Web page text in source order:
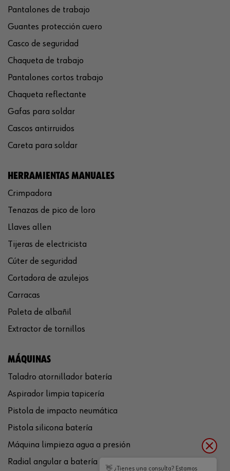
Pantalones de trabajo
Guantes protección cuero
Casco de seguridad
Chaqueta de trabajo
Pantalones cortos trabajo
Chaqueta reflectante
Gafas para soldar
Cascos antirruidos
Careta para soldar
HERRAMIENTAS MANUALES
Crimpadora
Tenazas de pico de loro
Llaves allen
Tijeras de electricista
Cúter de seguridad
Cortadora de azulejos
Carracas
Paleta de albañil
Extractor de tornillos
MÁQUINAS
Taladro atornillador batería
Aspirador limpia tapicería
Pistola de impacto neumática
Pistola silicona batería
Máquina limpieza agua a presión
Radial angular a batería
👋 ¿Tienes una consulta? Estamos